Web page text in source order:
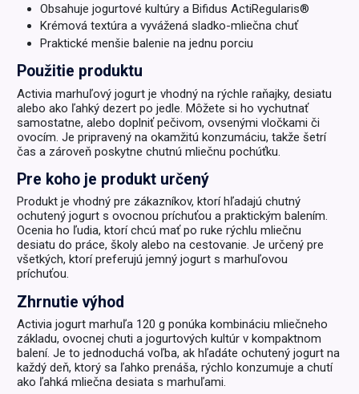
Obsahuje jogurtové kultúry a Bifidus ActiRegularis®
Krémová textúra a vyvážená sladko-mliečna chuť
Praktické menšie balenie na jednu porciu
Použitie produktu
Activia marhuľový jogurt je vhodný na rýchle raňajky, desiatu
alebo ako ľahký dezert po jedle. Môžete si ho vychutnať
samostatne, alebo doplniť pečivom, ovsenými vločkami či
ovocím. Je pripravený na okamžitú konzumáciu, takže šetrí
čas a zároveň poskytne chutnú mliečnu pochúťku.
Pre koho je produkt určený
Produkt je vhodný pre zákazníkov, ktorí hľadajú chutný
ochutený jogurt s ovocnou príchuťou a praktickým balením.
Ocenia ho ľudia, ktorí chcú mať po ruke rýchlu mliečnu
desiatu do práce, školy alebo na cestovanie. Je určený pre
všetkých, ktorí preferujú jemný jogurt s marhuľovou
príchuťou.
Zhrnutie výhod
Activia jogurt marhuľa 120 g ponúka kombináciu mliečneho
základu, ovocnej chuti a jogurtových kultúr v kompaktnom
balení. Je to jednoduchá voľba, ak hľadáte ochutený jogurt na
každý deň, ktorý sa ľahko prenáša, rýchlo konzumuje a chutí
ako ľahká mliečna desiata s marhuľami.